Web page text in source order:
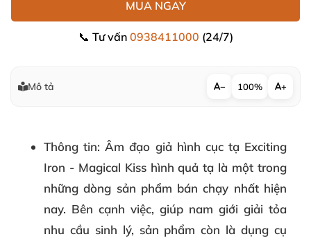
MUA NGAY
📞 Tư vấn 0938411000 (24/7)
Mô tả − 100% +
Thông tin: Âm đạo giả hình cục tạ Exciting
Iron - Magical Kiss hình quả tạ là một trong
những dòng sản phẩm bán chạy nhất hiện
nay. Bên cạnh việc, giúp nam giới giải tỏa
nhu cầu sinh lý, sản phẩm còn là dụng cụ